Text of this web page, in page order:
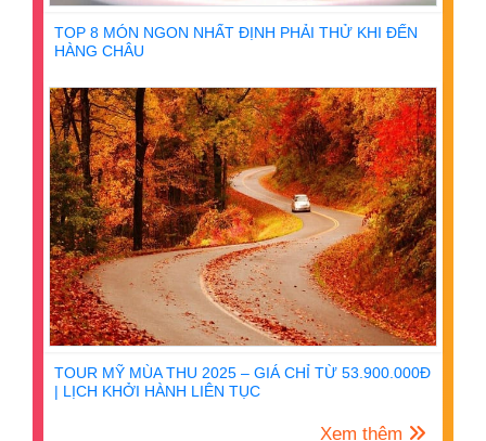
TOP 8 MÓN NGON NHẤT ĐỊNH PHẢI THỬ KHI ĐẾN
HÀNG CHÂU
TOUR MỸ MÙA THU 2025 – GIÁ CHỈ TỪ 53.900.000Đ
| LỊCH KHỞI HÀNH LIÊN TỤC
Xem thêm